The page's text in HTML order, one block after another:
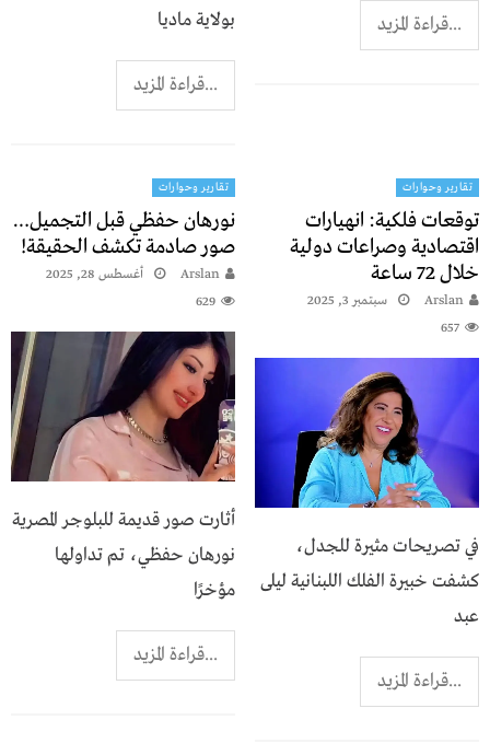
...قراءة المزيد
بولاية ماديا
...قراءة المزيد
تقارير وحوارات
توقعات فلكية: انهيارات
اقتصادية وصراعات دولية
خلال 72 ساعة
Arslan
سبتمبر 3, 2025
657
في تصريحات مثيرة للجدل،
كشفت خبيرة الفلك اللبنانية ليلى
عبد
...قراءة المزيد
تقارير وحوارات
نورهان حفظي قبل التجميل…
صور صادمة تكشف الحقيقة!
Arslan
أغسطس 28, 2025
629
أثارت صور قديمة للبلوجر المصرية
نورهان حفظي، تم تداولها
مؤخرًا
...قراءة المزيد